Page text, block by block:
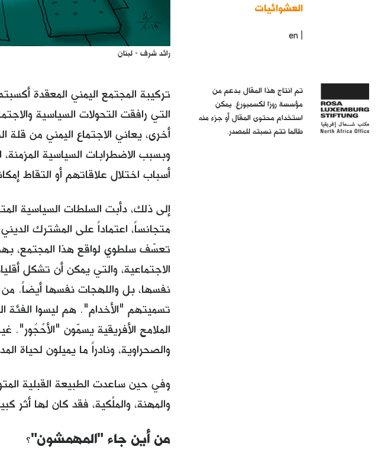
العشوائيات
|
en
رائد شرف - لبنان
تم انتاج هذا المقال بدعم من
مؤسسة روزا لكسمبورغ. يمكن
استخدام محتوى المقال أو جزء منه
طالما تتم نسبته للمصدر.
تركيبة المجتمع اليمني المعقدة
أخرى، يعاني الاجتماع اليمني من قلة
وبسبب الاضطرابات السياسية
أسباب اختلال علاقاتهم أو التقاط
إلى ذلك، دأبت السلطات السياسية
متجانساً، اعتماداً على المشترك
تعسّف سلطوي لواقع هذا المجتمع،
الاجتماعية، والتي يمكن أن تشكل
نفسها، بل واللهجات نفسها أيضاً. من
تسميتهم "الأخدام". هم ليسوا
الملامح الأفريقية يسمّون "الأحْجُور".
والصحراوية، ونادراً ما يميلون لحياة
وفي حين ساعدت الطبيعة القبلية
والمهنة، والملْكية، فقد كان لها أثر
من أين جاء "المهمشون"؟